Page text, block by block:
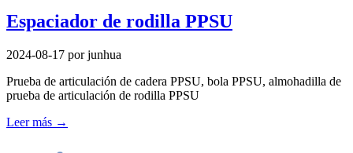
Espaciador de rodilla PPSU
2024-08-17 por junhua
Prueba de articulación de cadera PPSU, bola PPSU, almohadilla de
prueba de articulación de rodilla PPSU
Leer más →